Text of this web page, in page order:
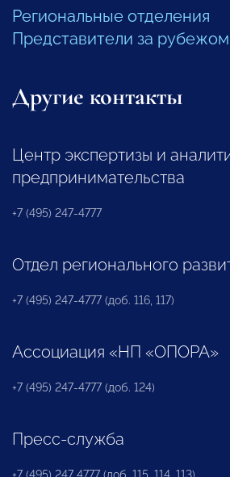
Региональные отделения
Представители за рубежом
Другие контакты
Центр экспертизы и
предпринимательства
+7 (495) 247-4777
Отдел регионального
+7 (495) 247-4777 (доб. 116, 117)
Ассоциация «НП «ОПОРА»
+7 (495) 247-4777 (доб. 124)
Пресс-служба